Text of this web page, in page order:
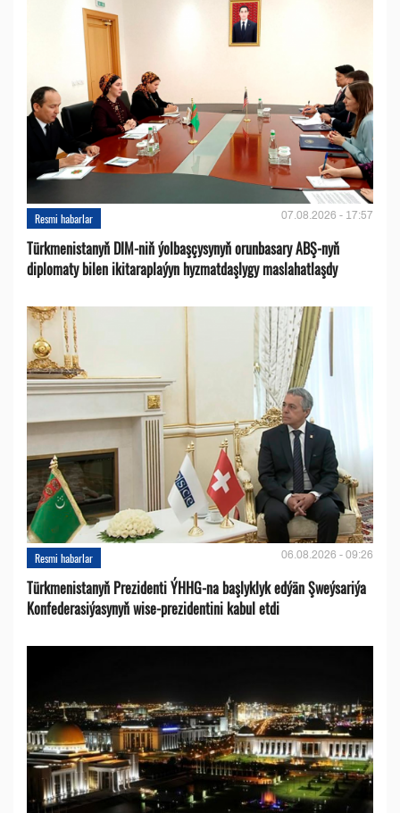
Resmi habarlar 07.08.2026 - 17:57
Türkmenistanyň DIM-niň ýolbaşçysynyň orunbasary ABŞ-nyň
diplomaty bilen ikitaraplaýyn hyzmatdaşlygy maslahatlaşdy
Resmi habarlar 06.08.2026 - 09:26
Türkmenistanyň Prezidenti ÝHHG-na başlyklyk edýän Şweýsariýa
Konfederasiýasynyň wise-prezidentini kabul etdi